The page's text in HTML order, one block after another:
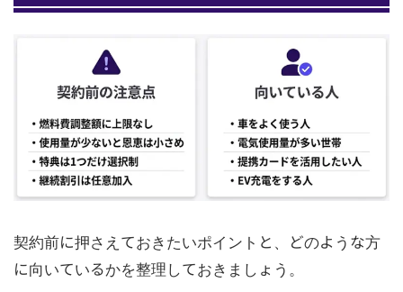
契約前に押さえておきたいポイントと、どのような方
に向いているかを整理しておきましょう。